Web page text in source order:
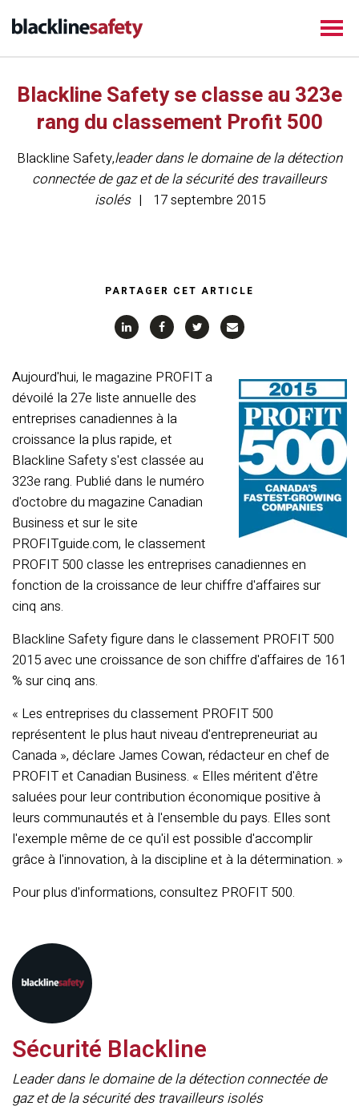
Blackline Safety se classe au 323e
rang du classement Profit 500
Blackline Safety,leader dans le domaine de la détection
connectée de gaz et de la sécurité des travailleurs
isolés
17 septembre 2015
PARTAGER CET ARTICLE
Aujourd'hui, le magazine PROFIT a
dévoilé la 27e liste annuelle des
entreprises canadiennes à la
croissance la plus rapide, et
Blackline Safety s'est classée au
323e rang. Publié dans le numéro
d'octobre du magazine Canadian
Business et sur le site
PROFITguide.com, le classement
PROFIT 500 classe les entreprises canadiennes en
fonction de la croissance de leur chiffre d'affaires sur
cinq ans.
Blackline Safety figure dans le classement PROFIT 500
2015 avec une croissance de son chiffre d'affaires de 161
% sur cinq ans.
« Les entreprises du classement PROFIT 500
représentent le plus haut niveau d'entrepreneuriat au
Canada », déclare James Cowan, rédacteur en chef de
PROFIT et Canadian Business. « Elles méritent d'être
saluées pour leur contribution économique positive à
leurs communautés et à l'ensemble du pays. Elles sont
l'exemple même de ce qu'il est possible d'accomplir
grâce à l'innovation, à la discipline et à la détermination. »
Pour plus d'informations, consultez PROFIT 500.
Sécurité Blackline
Leader dans le domaine de la détection connectée de
gaz et de la sécurité des travailleurs isolés